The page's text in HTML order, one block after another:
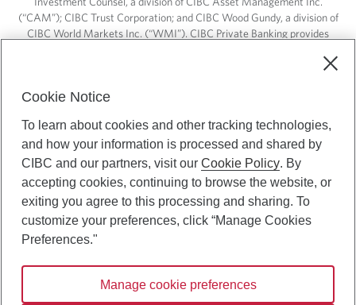
(“CAM”); CIBC Trust Corporation; and CIBC Wood Gundy, a division of
CIBC World Markets Inc. (“WMI”). CIBC Private Banking provides
products. CIBC Private Wealth services are available to qualified
Gundy Financial Services Inc. In Quebec, insurance services are only
CIBC Private Wealth services are available to qualified individuals. The
CIBC logo and “CIBC Private Wealth” are trademarks of CIBC, used
under license.
Cookie Notice
To learn about cookies and other tracking technologies,
and how your information is processed and shared by
CIBC and our partners, visit ourCookie Policy. By
accepting cookies, continuing to browse the website, or
exiting you agree to this processing and sharing. To
customize your preferences, click “Manage Cookies
Preferences."
Manage cookie preferences